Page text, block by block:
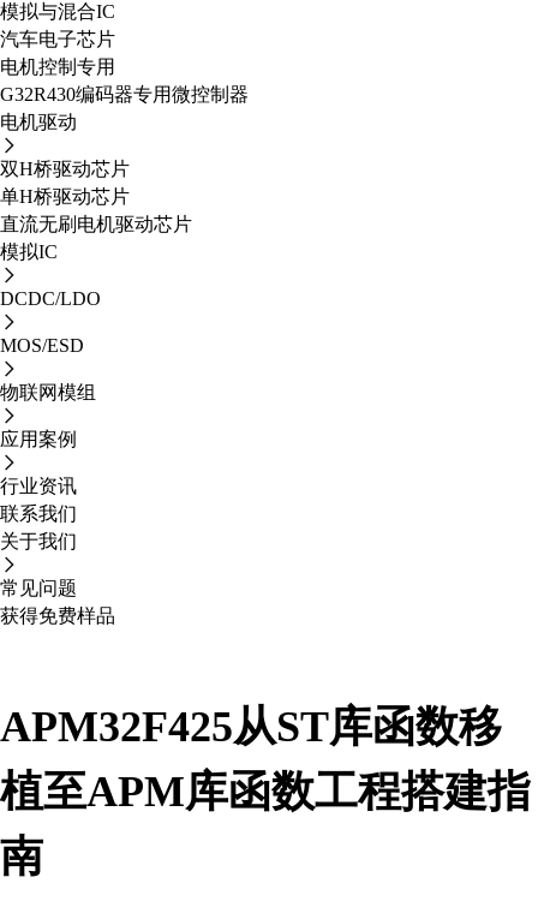
模拟与混合IC
汽车电子芯片
电机控制专用
G32R430编码器专用微控制器
电机驱动
双H桥驱动芯片
单H桥驱动芯片
直流无刷电机驱动芯片
模拟IC
DCDC/LDO
MOS/ESD
物联网模组
应用案例
行业资讯
联系我们
关于我们
常见问题
获得免费样品
APM32F425从ST库函数移
植至APM库函数工程搭建指
南